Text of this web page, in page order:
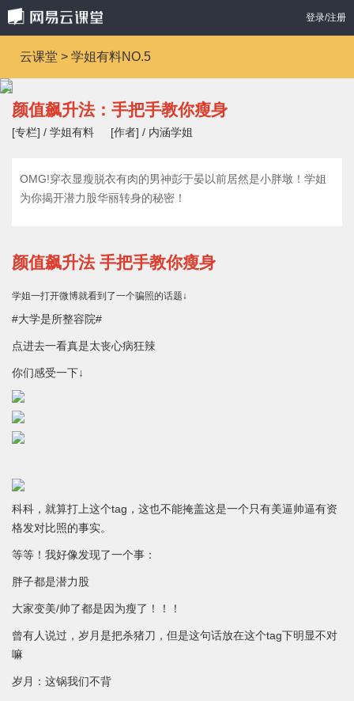
登录/注册
云课堂 > 学姐有料NO.5
颜值飙升法：手把手教你瘦身
[专栏] / 学姐有料 [作者] / 内涵学姐
OMG!穿衣显瘦脱衣有肉的男神彭于晏以前居然是小胖墩！学姐
为你揭开潜力股华丽转身的秘密！
颜值飙升法 手把手教你瘦身
学姐一打开微博就看到了一个骗照的话题↓
#大学是所整容院#
点进去一看真是太丧心病狂辣
你们感受一下↓
科科，就算打上这个tag，这也不能掩盖这是一个只有美逼帅逼有资
格发对比照的事实。
等等！我好像发现了一个事：
胖子都是潜力股
大家变美/帅了都是因为瘦了！！！
曾有人说过，岁月是把杀猪刀，但是这句话放在这个tag下明显不对
嘛
岁月：这锅我们不背